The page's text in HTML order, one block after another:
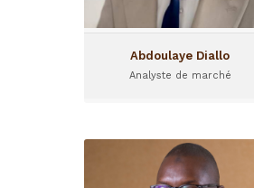
Abdoulaye Diallo
Analyste de marché
Abdoulaye Lo
Chargé Suivi et Evaluation